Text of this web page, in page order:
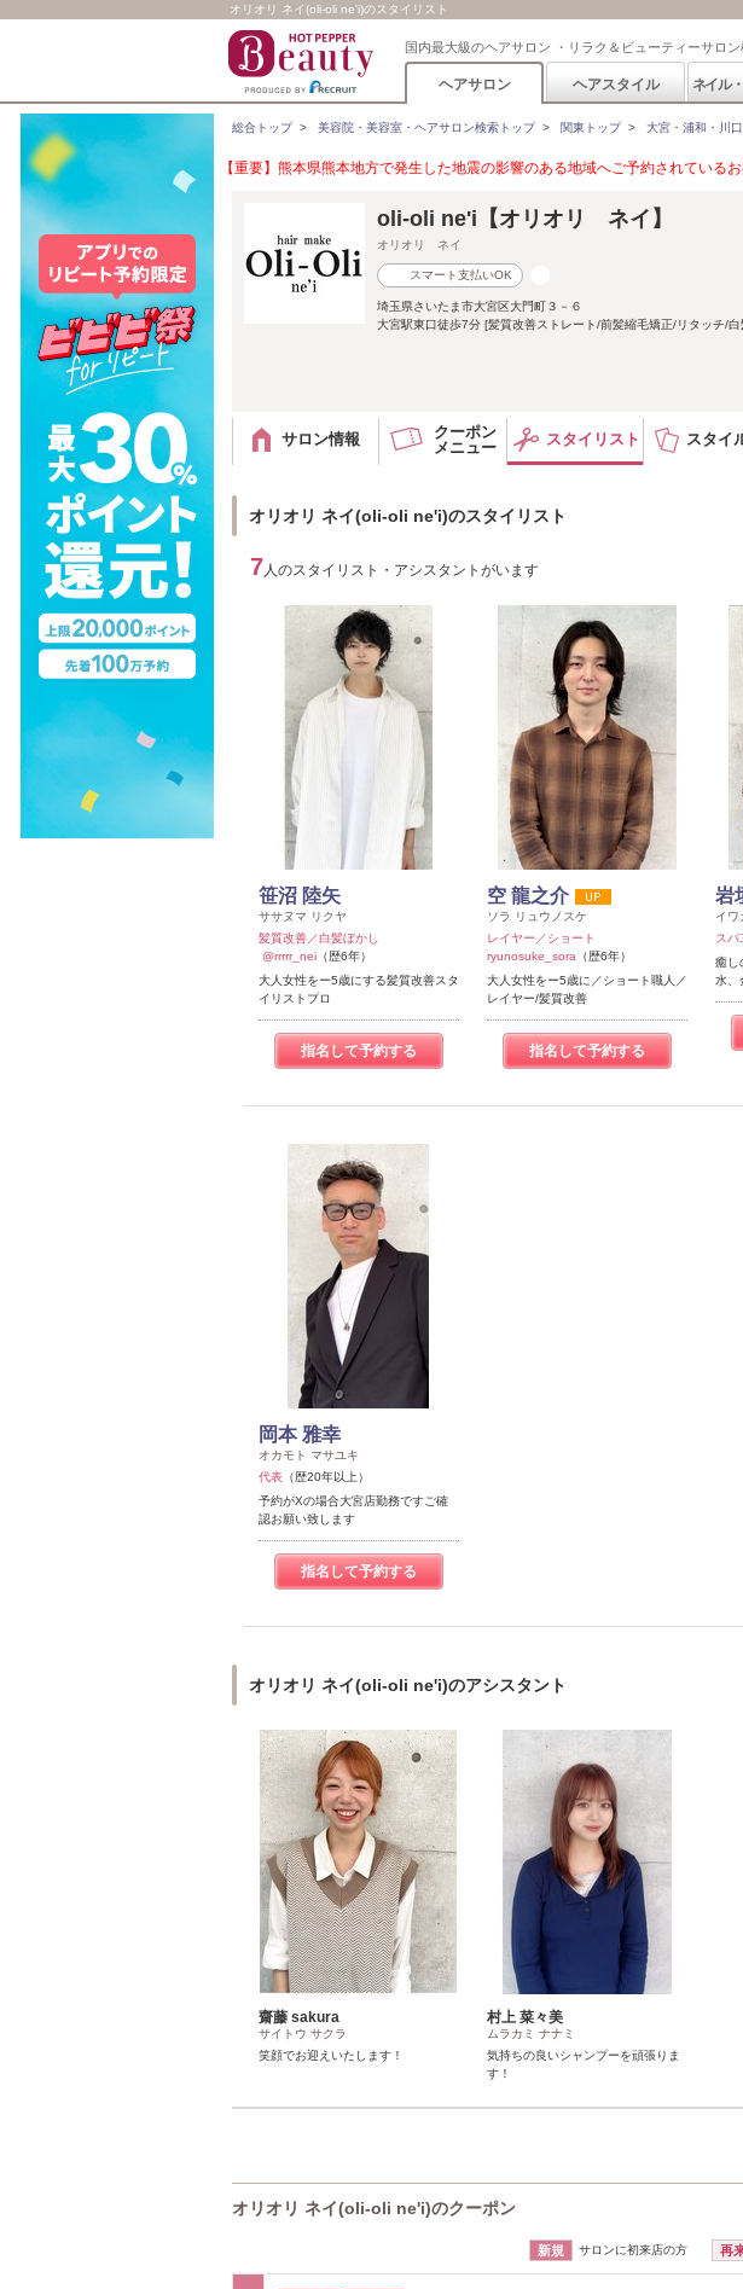
オリオリ ネイ(oli-oli ne'i)のスタイリスト
国内最大級のヘアサロン ・リラク＆ビューティーサロン
ヘアサロン ヘアスタイル ネイル
総合トップ> 美容院・美容室・ヘアサロン検索トップ> 関東トップ> 大宮・浦和・川
【重要】熊本県熊本地方で発生した地震の影響のある地域へご予約されている
oli-oli ne'i【オリオリ ネイ】
オリオリ ネイ
スマート支払いOK
埼玉県さいたま市大宮区大門町３－６
大宮駅東口徒歩7分 [髪質改善ストレート/前髪縮毛矯正/リタッチ/
サロン情報
クーポン
メニュー
スタイリスト スタイ
オリオリ ネイ(oli-oli ne'i)のスタイリスト
7 人のスタイリスト・アシスタントがいます
笹沼 陸矢
ササヌマ リクヤ
髪質改善／白髪ぼかし
@rrrrr_nei（歴6年）
大人女性をー5歳にする髪質改善スタ
イリストプロ
指名して予約する
空 龍之介
ソラ リュウノスケ
レイヤー／ショート
ryunosuke_sora （歴6年）
大人女性をー5歳に／ショート職人／
レイヤー/髪質改善
指名して予約する
岩
イワ
スパ
癒し
水、
岡本 雅幸
オカモト マサユキ
代表（歴20年以上）
予約がXの場合大宮店勤務ですご確
認お願い致します
指名して予約する
オリオリ ネイ(oli-oli ne'i)のアシスタント
齋藤 sakura
サイトウ サクラ
笑顔でお迎えいたします！
村上 菜々美
ムラカミ ナナミ
気持ちの良いシャンプーを頑張りま
す！
オリオリ ネイ(oli-oli ne'i)のクーポン
新規 サロンに初来店の方 再